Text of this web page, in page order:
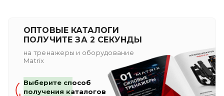
ОПТОВЫЕ КАТАЛОГИ
ПОЛУЧИТЕ ЗА 2 СЕКУНДЫ
на тренажеры и оборудование
Matrix
Выберите способ
получения каталогов